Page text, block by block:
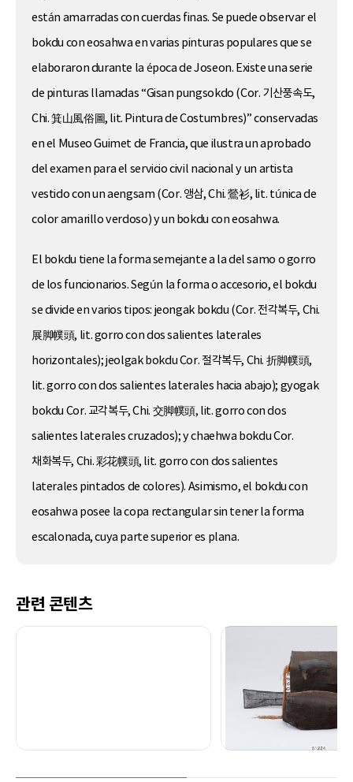
están amarradas con cuerdas finas. Se puede observar el
bokdu con eosahwa en varias pinturas populares que se
elaboraron durante la época de Joseon. Existe una serie
de pinturas llamadas “Gisan pungsokdo (Cor. 기산풍속도,
Chi. 箕山風俗圖, lit. Pintura de Costumbres)” conservadas
en el Museo Guimet de Francia, que ilustra un aprobado
del examen para el servicio civil nacional y un artista
vestido con un aengsam (Cor. 앵삼, Chi. 鶯衫, lit. túnica de
color amarillo verdoso) y un bokdu con eosahwa.
El bokdu tiene la forma semejante a la del samo o gorro
de los funcionarios. Según la forma o accesorio, el bokdu
se divide en varios tipos: jeongak bokdu (Cor. 전각복두, Chi.
展脚幞頭, lit. gorro con dos salientes laterales
horizontales); jeolgak bokdu Cor. 절각복두, Chi. 折脚幞頭,
lit. gorro con dos salientes laterales hacia abajo); gyogak
bokdu Cor. 교각복두, Chi. 交脚幞頭, lit. gorro con dos
salientes laterales cruzados); y chaehwa bokdu Cor.
채화복두, Chi. 彩花幞頭, lit. gorro con dos salientes
laterales pintados de colores). Asimismo, el bokdu con
eosahwa posee la copa rectangular sin tener la forma
escalonada, cuya parte superior es plana.
관련 콘텐츠